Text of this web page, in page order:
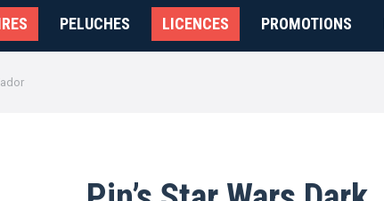
PELUCHES LICENCES PROMOTIONS